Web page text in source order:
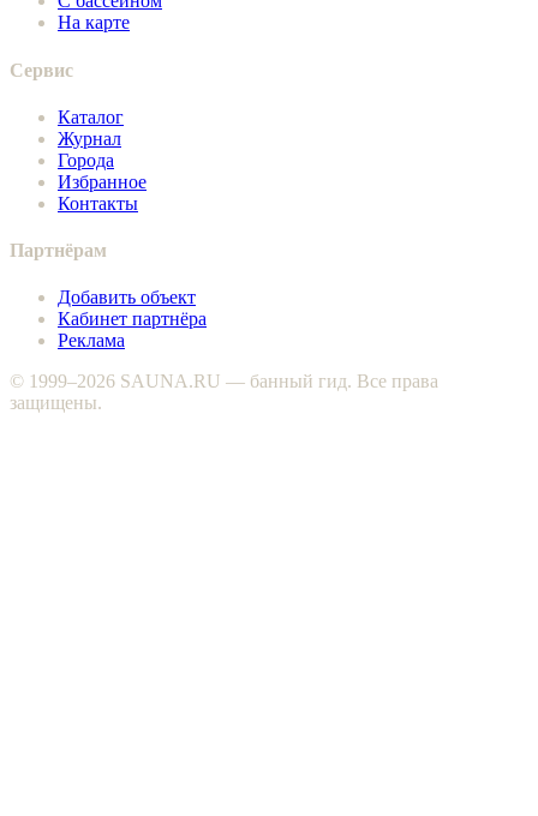
На карте
Сервис
Каталог
Журнал
Города
Избранное
Контакты
Партнёрам
Добавить объект
Кабинет партнёра
Реклама
© 1999–2026 SAUNA.RU — банный гид. Все права
защищены.